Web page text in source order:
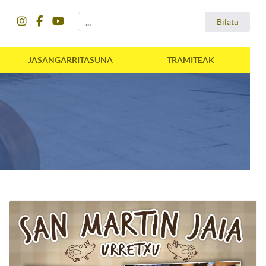
Bilatu
JASANGARRITASUNA TRAMITEAK